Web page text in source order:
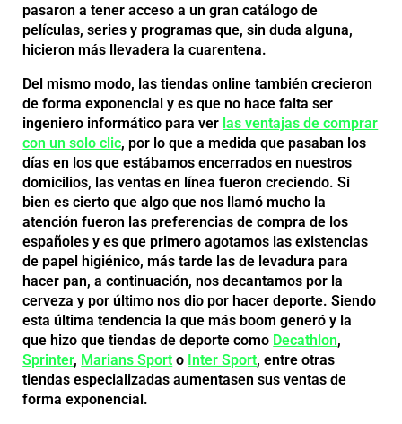
pasaron a tener acceso a un gran catálogo de
películas, series y programas que, sin duda alguna,
hicieron más llevadera la cuarentena.
Del mismo modo, las tiendas online también crecieron
de forma exponencial y es que no hace falta ser
ingeniero informático para ver las ventajas de comprar
con un solo clic, por lo que a medida que pasaban los
días en los que estábamos encerrados en nuestros
domicilios, las ventas en línea fueron creciendo. Si
bien es cierto que algo que nos llamó mucho la
atención fueron las preferencias de compra de los
españoles y es que primero agotamos las existencias
de papel higiénico, más tarde las de levadura para
hacer pan, a continuación, nos decantamos por la
cerveza y por último nos dio por hacer deporte. Siendo
esta última tendencia la que más boom generó y la
que hizo que tiendas de deporte como Decathlon,
Sprinter, Marians Sport o Inter Sport, entre otras
tiendas especializadas aumentasen sus ventas de
forma exponencial.